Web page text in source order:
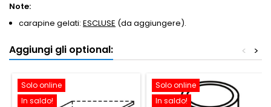
Note:
carapine gelati: ESCLUSE (da aggiungere).
Aggiungi gli optional: >
<
Solo online
In saldo!
Solo online
In saldo!